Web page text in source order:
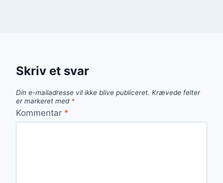
Skriv et svar
Din e-mailadresse vil ikke blive publiceret. Krævede felter
er markeret med *
Kommentar *